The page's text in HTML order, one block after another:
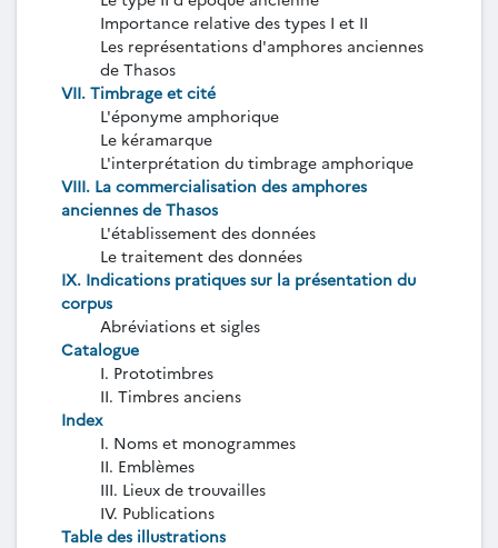
Importance relative des types I et II
Les représentations d'amphores anciennes
de Thasos
VII. Timbrage et cité
L'éponyme amphorique
Le kéramarque
L'interprétation du timbrage amphorique
VIII. La commercialisation des amphores
anciennes de Thasos
L'établissement des données
Le traitement des données
IX. Indications pratiques sur la présentation du
corpus
Abréviations et sigles
Catalogue
I. Prototimbres
II. Timbres anciens
Index
I. Noms et monogrammes
II. Emblèmes
III. Lieux de trouvailles
IV. Publications
Table des illustrations